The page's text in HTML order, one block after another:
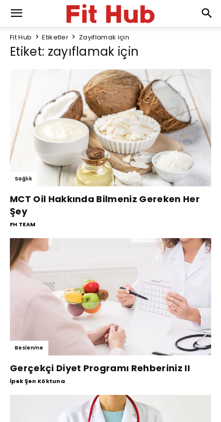
Fit Hub Etiketler Zayıflamak için
Etiket: zayıflamak için
Sağlık
MCT Oil Hakkında Bilmeniz Gereken Her
Şey
FH TEAM
Beslenme
Gerçekçi Diyet Programı Rehberiniz II
İpek Şen Köktuna